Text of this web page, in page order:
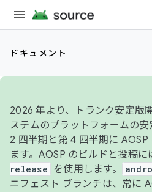
ドキュメント
2026 年より、トランク安定版
ステムのプラットフォームの
2 四半期と第 4 四半期に
ます。AOSP のビルドと投稿に
release
を使用します。
ニフェスト ブランチは、常に